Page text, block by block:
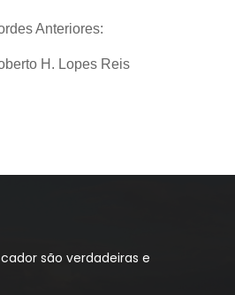
Anteriores:
H. Lopes Reis
são verdadeiras e